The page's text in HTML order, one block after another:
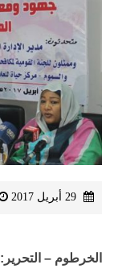
الخرطوم – التحرير: